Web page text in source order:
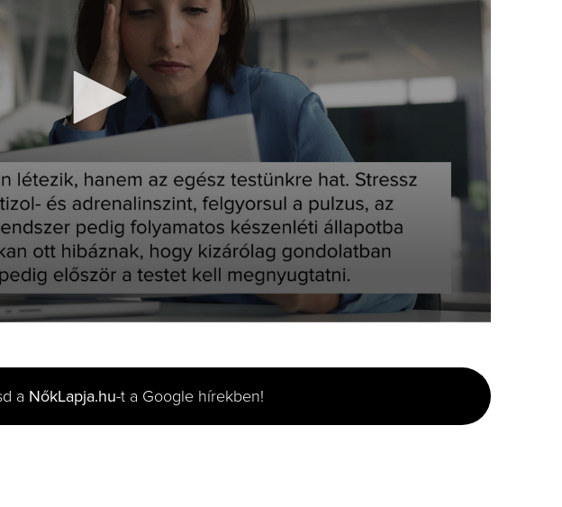
a NőkLapja.hu-t a Google hírekben!